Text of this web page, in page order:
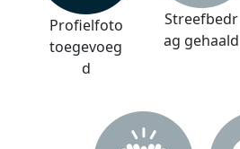
Profielfoto
toegevoeg
d
Streefbedr
ag gehaald